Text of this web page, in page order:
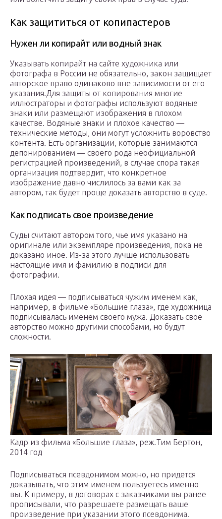
Как защититься от копипастеров
Нужен ли копирайт или водный знак
Указывать копирайт на сайте художника или
фотографа в России не обязательно, закон защищает
авторское право одинаково вне зависимости от его
указания.Для защиты от копирования многие
иллюстраторы и фотографы используют водяные
знаки или размещают изображения в плохом
качестве. Водяные знаки и плохое качество —
технические методы, они могут усложнить воровство
контента. Есть организации, которые занимаются
депонированием — своего рода неофициальной
регистрацией произведений, в случае спора такая
организация подтвердит, что конкретное
изображение давно числилось за вами как за
автором, так будет проще доказать авторство в суде.
Как подписать свое произведение
Суды считают автором того, чье имя указано на
оригинале или экземпляре произведения, пока не
доказано иное. Из-за этого лучше использовать
настоящие имя и фамилию в подписи для
фотографии.
Плохая идея — подписываться чужим именем как,
например, в фильме «Большие глаза», где художница
подписывалась именем своего мужа. Доказать свое
авторство можно другими способами, но будут
сложности.
Кадр из фильма «Большие глаза», реж.Тим Бертон,
2014 год
Подписываться псевдонимом можно, но придется
доказывать, что этим именем пользуетесь именно
вы. К примеру, в договорах с заказчиками вы ранее
прописывали, что разрешаете размещать ваше
произведение при указании этого псевдонима.